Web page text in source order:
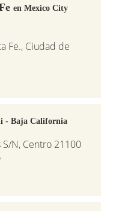
en Mexico City
Fe., Ciudad de
- Baja California
N, Centro 21100